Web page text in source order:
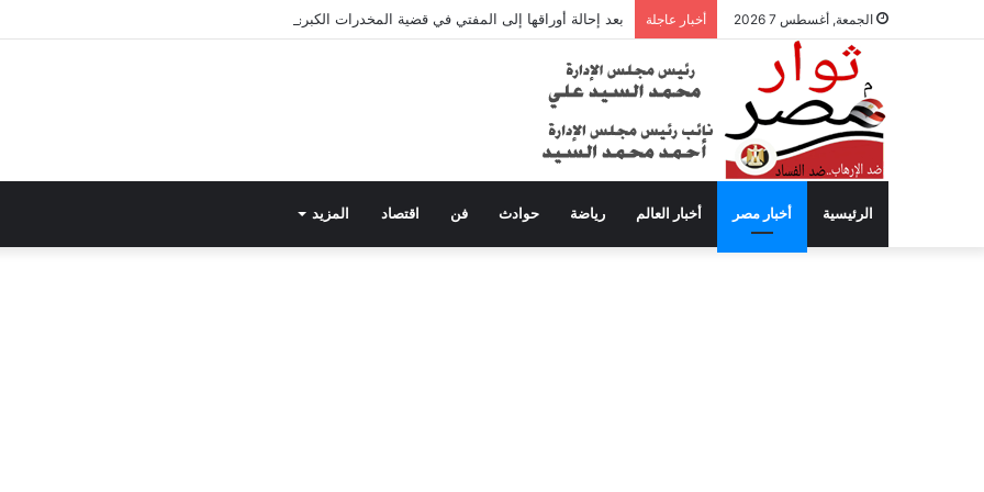
الجمعة, أغسطس 7 2026 أخبار عاجلة بعد إحالة أوراقها إلى المفتي في قضية المخدرات الكبرى.. من هي سارة خليفة؟
الرئيسية أخبار مصر أخبار العالم رياضة حوادث فن اقتصاد المزيد